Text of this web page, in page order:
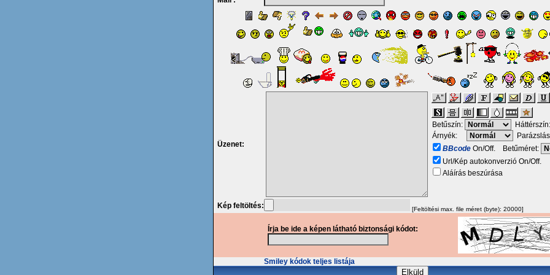
Üzenet:
Betűszín:
Árnyék:
BBcodeOn/Off. Betűméret:
Url/Kép autokonverzió On/Off.
Aláírás beszúrása
Kép feltöltés: [Feltöltési max. file méret (byte): 20000]
Írja be ide a képen látható biztonsági kódot:
Smiley kódok teljes listája